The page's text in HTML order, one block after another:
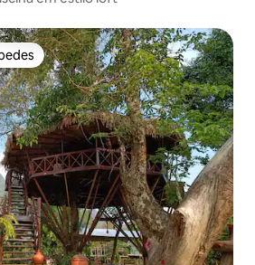
dos hóspedes